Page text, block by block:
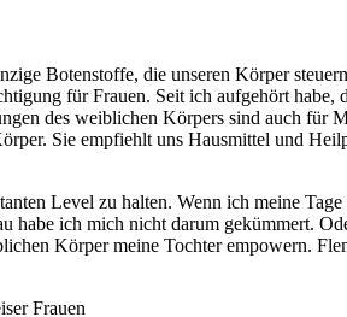
Botenstoffe, die unseren Körper
für Frauen. Seit ich aufgehört
des weiblichen Körpers sind auch für
Sie empfiehlt uns Hausmittel und
Level zu halten. Wenn ich meine
ich mich nicht darum gekümmert.
Körper meine Tochter empowern.